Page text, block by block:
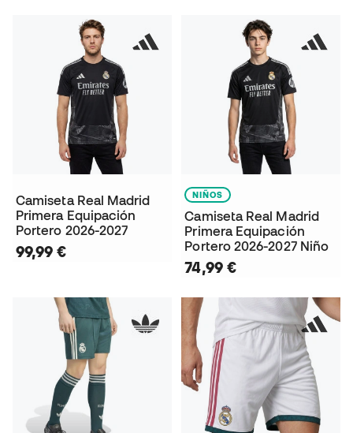
Camiseta Real Madrid
Primera Equipación
Portero 2026-2027
99,99 €
NIÑOS
Camiseta Real Madrid
Primera Equipación
Portero 2026-2027 Niño
74,99 €